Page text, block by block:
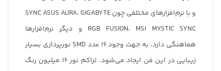
و با نرم‌افزارهای مختلفی چون SYNC ASUS AURA، GIGABYTE
RGB FUSION، MSI MYSTIC SYNC و دیگر نرم‌افزارها
هماهنگی دارد. به جهت وجود 16 عدد SMD نورپردازی بسیار
زیبایی در این فن ایجاد می‌شود. تراکم نور 16 میلیون رنگ